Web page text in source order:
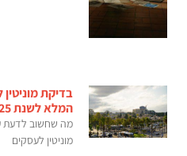
בדיקת
המלא לשנת 2025
מה שחשוב לדעת
מוניטין לעסקים